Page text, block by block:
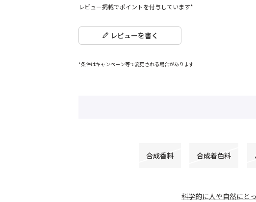
レビュー掲載でポイントを付与しています*
レビューを書く
*条件はキャンペーン等で変更される場合があります
合成香料 合成着色料
科学的に人や自然にと